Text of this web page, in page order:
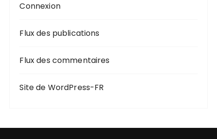
Connexion
Flux des publications
Flux des commentaires
Site de WordPress-FR